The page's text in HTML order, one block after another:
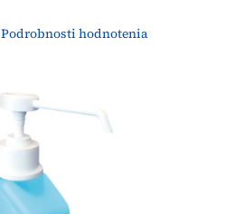
Podrobnosti hodnotenia